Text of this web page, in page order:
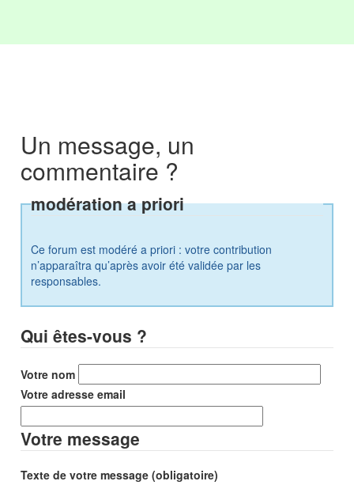
Un message, un
commentaire ?
modération a priori
Ce forum est modéré a priori : votre contribution
n’apparaîtra qu’après avoir été validée par les
responsables.
Qui êtes-vous ?
Votre nom
Votre adresse email
Votre message
Texte de votre message (obligatoire)